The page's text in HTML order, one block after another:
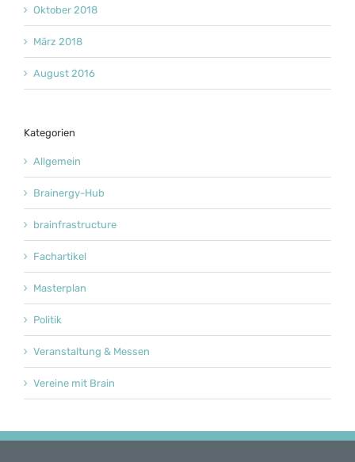
Oktober 2018
März 2018
August 2016
Kategorien
Allgemein
Brainergy-Hub
brainfrastructure
Fachartikel
Masterplan
Politik
Veranstaltung & Messen
Vereine mit Brain